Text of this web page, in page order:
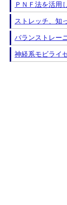
ＰＮＦ法を活用
ストレッチ、知
バランストレー
神経系モビライ